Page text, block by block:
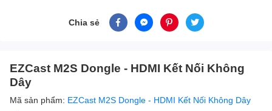
Chia sẻ
EZCast M2S Dongle - HDMI Kết Nối Không
Dây
Mã sản phẩm: EZCast M2S Dongle - HDMI Kết Nối Không Dây